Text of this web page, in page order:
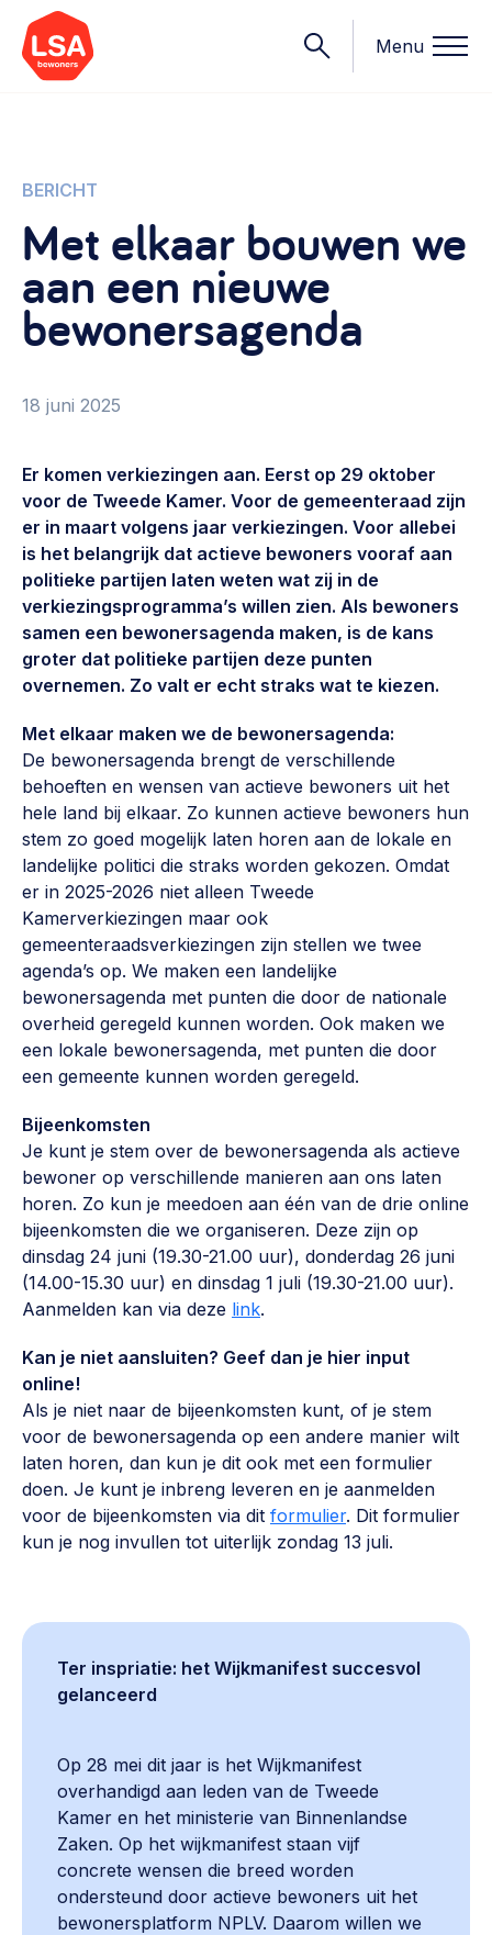
Menu
Onderwerpen
Starten van een initiatief
Rechtsvormen, positionering, organisatiemodellen >
Financiën
Vrijwilligers en medewerkers
Werving, contracten en vergoedingen, betaalde krachten
>
Eigen gebouw
Huren of kopen, maatschappelijk vastgoed,
ontmoetingsplekken >
Bewonersbedrijf starten, ondernemingsplan maken >
Buurtbewoners verbinden
Community building en ABCD, welkomstcultuur >
Zorgzame gemeenschappen
Betrokken buurten, contact stimuleren, netwerken
uitbreiden >
Wijkaanpak
Werken aan de wijk, ABCD, WijkWijzer >
Weerbare gemeenschappen
Voorbereiden op crisis, noodsteunpunten,
Buurtenergie
Energiecollectieven, buurt vergroenen, SDG >
Meebeslissen
Uitdaagrecht, gemeenschapsfondsen, lokale democratie >
Samenwerken en lokale politiek
Omgevingswet en gebiedsontwikkeling
invoering omgevingswet, participatie,
gebiedsontwikkeling>
Wat we doen
Onze leden
Contact
Nieuws
Opinie
Bijeenkomsten
Team
Lid worden
030 231 7511
info@lsabewoners.nl
BERICHT
Met elkaar bouwen we
aan een nieuwe
bewonersagenda
18 juni 2025
Er komen verkiezingen aan. Eerst op 29 oktober
voor de Tweede Kamer. Voor de gemeenteraad zijn
er in maart volgens jaar verkiezingen. Voor allebei
is het belangrijk dat actieve bewoners vooraf aan
politieke partijen laten weten wat zij in de
verkiezingsprogramma’s willen zien. Als bewoners
samen een bewonersagenda maken, is de kans
groter dat politieke partijen deze punten
overnemen. Zo valt er echt straks wat te kiezen.
Met elkaar maken we de bewonersagenda:
De bewonersagenda brengt de verschillende
behoeften en wensen van actieve bewoners uit het
hele land bij elkaar. Zo kunnen actieve bewoners hun
stem zo goed mogelijk laten horen aan de lokale en
landelijke politici die straks worden gekozen. Omdat
er in 2025-2026 niet alleen Tweede
Kamerverkiezingen maar ook
gemeenteraadsverkiezingen zijn stellen we twee
agenda’s op. We maken een landelijke
bewonersagenda met punten die door de nationale
overheid geregeld kunnen worden. Ook maken we
een lokale bewonersagenda, met punten die door
een gemeente kunnen worden geregeld.
Bijeenkomsten
Je kunt je stem over de bewonersagenda als actieve
bewoner op verschillende manieren aan ons laten
horen. Zo kun je meedoen aan één van de drie online
bijeenkomsten die we organiseren. Deze zijn op
dinsdag 24 juni (19.30-21.00 uur), donderdag 26 juni
(14.00-15.30 uur) en dinsdag 1 juli (19.30-21.00 uur).
Aanmelden kan via deze link.
Kan je niet aansluiten? Geef dan je hier input
online!
Als je niet naar de bijeenkomsten kunt, of je stem
voor de bewonersagenda op een andere manier wilt
laten horen, dan kun je dit ook met een formulier
doen. Je kunt je inbreng leveren en je aanmelden
voor de bijeenkomsten via dit formulier. Dit formulier
kun je nog invullen tot uiterlijk zondag 13 juli.
Ter inspriatie: het Wijkmanifest succesvol
gelanceerd
Op 28 mei dit jaar is het Wijkmanifest
overhandigd aan leden van de Tweede
Kamer en het ministerie van Binnenlandse
Zaken. Op het wijkmanifest staan vijf
concrete wensen die breed worden
ondersteund door actieve bewoners uit het
bewonersplatform NPLV. Daarom willen we